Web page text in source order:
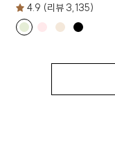
4.9 (리뷰 3,135)